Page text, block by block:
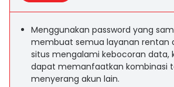
Menggunakan password yang
membuat semua layanan rentan
situs mengalami kebocoran data,
dapat memanfaatkan kombinasi
menyerang akun lain.